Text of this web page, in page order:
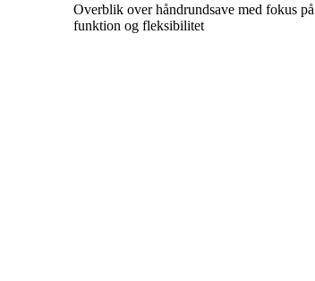
Overblik over håndrundsave med fokus på
funktion og fleksibilitet